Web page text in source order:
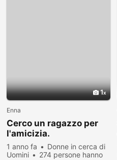
1
Enna
Cerco un ragazzo per
l'amicizia.
1 anno fa
Donne in cerca di
Uomini
274 persone hanno